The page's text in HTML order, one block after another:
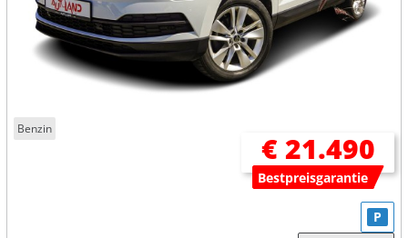
Benzin
€ 21.490
Bestpreisgarantie
P